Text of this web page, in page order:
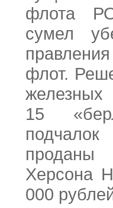
флота
сумел
флот.
15
проданы
Херсона
000